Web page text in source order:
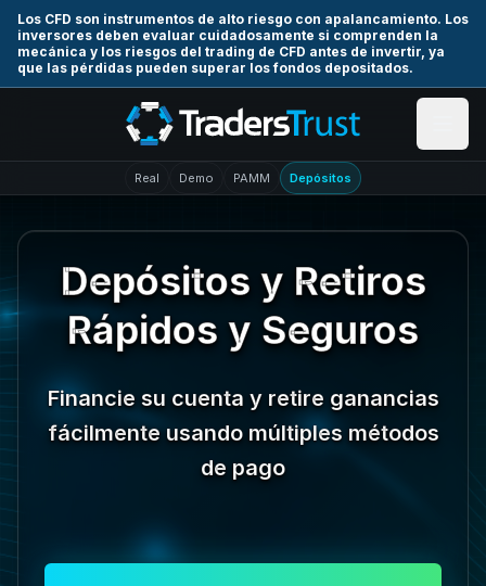
Los CFD son instrumentos de alto riesgo con apalancamiento. Los
inversores deben evaluar cuidadosamente si comprenden la
mecánica y los riesgos del trading de CFD antes de invertir, ya
que las pérdidas pueden superar los fondos depositados.
Skip to main content
Real Demo PAMM Depósitos
Depósitos y Retiros
Rápidos y Seguros
Financie su cuenta y retire ganancias
fácilmente usando múltiples métodos
de pago